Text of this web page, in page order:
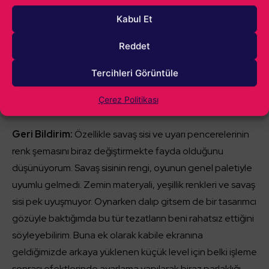
Kabul Et
Reddet
Tercihleri Görüntüle
Çerez Politikası
bazı şeyler
Oyunun atmosferini ve hissettirmeye çalıştığı şeyi iyi
anladığımı düşünüyorum. Ancak alfa sürümündeki arayüz
tasarımı ile bunu yapması oldukça güç. İleride
değişebileceğini umuyorum zira bu şekilde oyunun
potansiyelinden bir parçayı ham yapabilir.
Geri Bildirim: Özellikle savaş sisi ve uyarı pencerelerinin
renk şemasını biraz değiştirmekte fayda olduğunu
düşünüyorum. Savaş sisinin rengi, oyunun genel paletiyle
uyumlu gelmedi. Zemin materyali, yeşillik renkleri ve savaş
sisi pek uyuşmuyor. Oynarken dalıp gitsem de bir tasarımcı
gözüyle baktığımda bu tür tezatların beni rahatsız ettiğini
söyleyebilirim. Buna ek olarak kabile ekranına
geldiğimizde arkaya yüklenen küçük level için belki işleme